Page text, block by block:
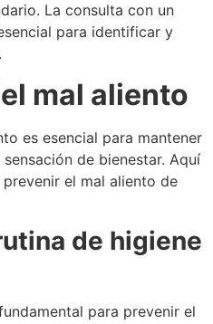
La consulta con un
para identificar y
mal aliento
es esencial para mantener
de bienestar. Aquí
el mal aliento de
de higiene
para prevenir el